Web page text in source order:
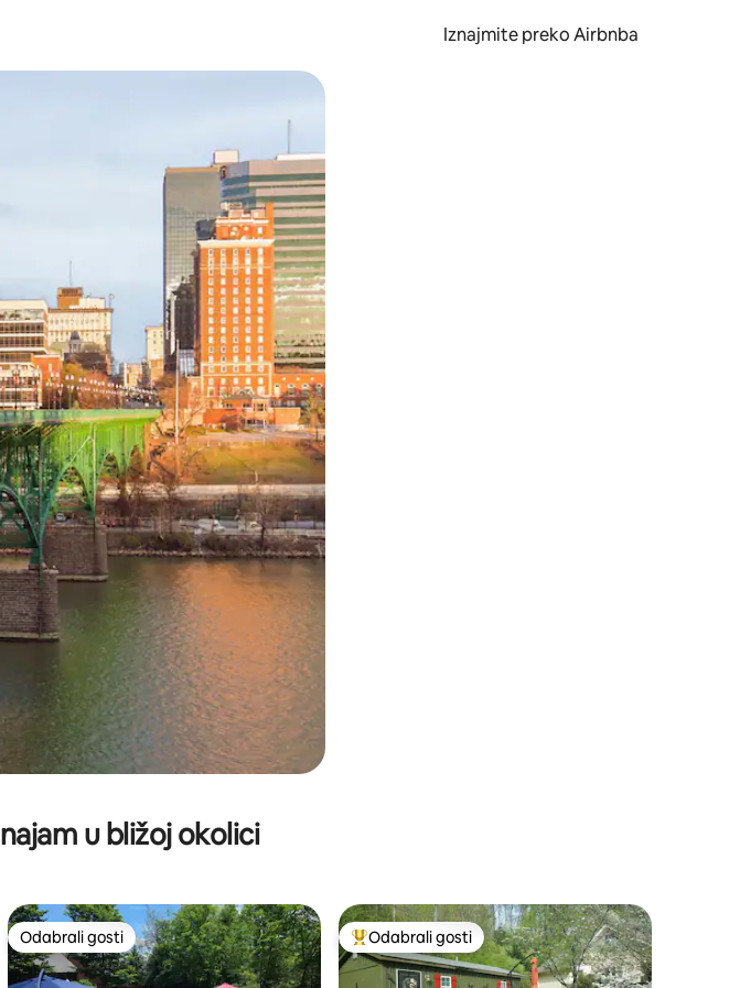
Iznajmite preko Airbnba
i prema dolje, kao i dodirom ili prelaskom prstom po zaslonu.
u bližoj okolici
gosti”
Odabrali gosti
Odabrali gosti Među najviše rangiranima s oznakom „Odabrali gosti”
Odabrali gosti